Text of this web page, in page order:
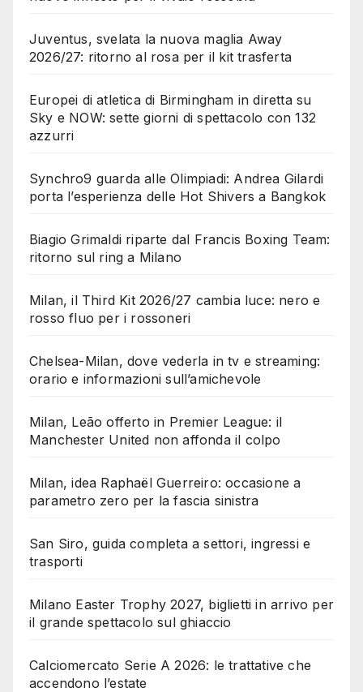
Juventus, svelata la nuova maglia Away
2026/27: ritorno al rosa per il kit trasferta
Europei di atletica di Birmingham in diretta su
Sky e NOW: sette giorni di spettacolo con 132
azzurri
Synchro9 guarda alle Olimpiadi: Andrea Gilardi
porta l’esperienza delle Hot Shivers a Bangkok
Biagio Grimaldi riparte dal Francis Boxing Team:
ritorno sul ring a Milano
Milan, il Third Kit 2026/27 cambia luce: nero e
rosso fluo per i rossoneri
Chelsea-Milan, dove vederla in tv e streaming:
orario e informazioni sull’amichevole
Milan, Leão offerto in Premier League: il
Manchester United non affonda il colpo
Milan, idea Raphaël Guerreiro: occasione a
parametro zero per la fascia sinistra
San Siro, guida completa a settori, ingressi e
trasporti
Milano Easter Trophy 2027, biglietti in arrivo per
il grande spettacolo sul ghiaccio
Calciomercato Serie A 2026: le trattative che
accendono l’estate